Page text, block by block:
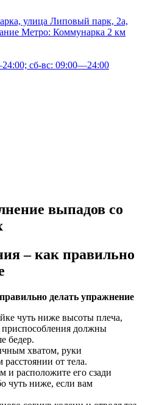
улица Липовый парк, 2а,
Метро: Коммунарка 2 км
сб-вс: 09:00—24:00
выпадов со
– как правильно
делать упражнение
чуть ниже высоты плеча,
должны
бедер.
хватом, руки
от тела.
и расположите его сзади
чуть ниже, если вам